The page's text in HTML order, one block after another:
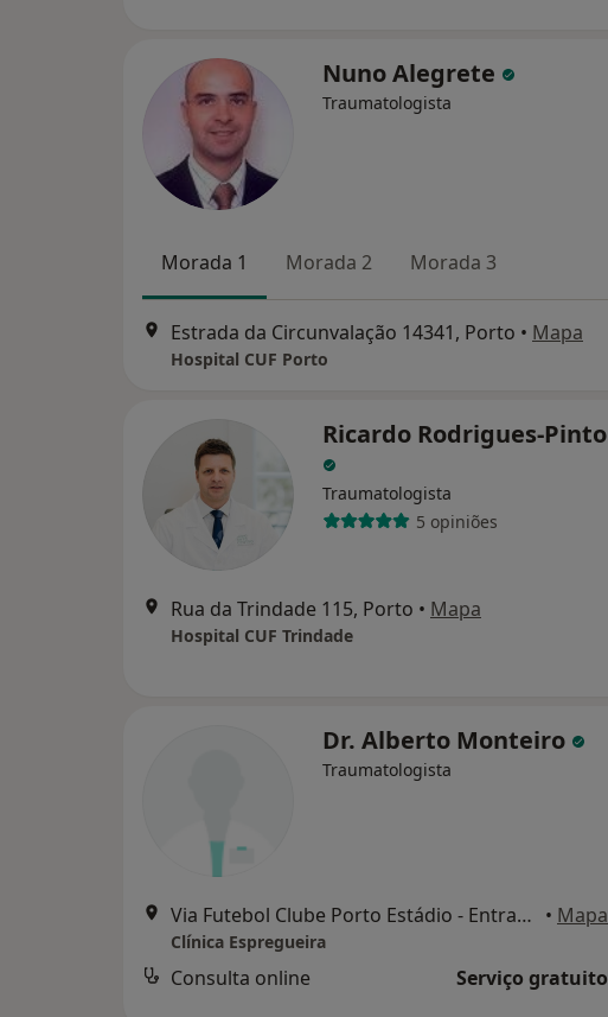
Nuno Alegrete
Traumatologista
Morada 1 Morada 2 Morada 3
Estrada da Circunvalação 14341, Porto • Mapa
Hospital CUF Porto
Ricardo Rodrigues-Pinto
Traumatologista
5 opiniões
Rua da Trindade 115, Porto • Mapa
Hospital CUF Trindade
Dr. Alberto Monteiro
Traumatologista
Via Futebol Clube Porto Estádio - Entrada Nascente, piso -3, Porto 4350-415, Porto • Mapa
Clínica Espregueira
Consulta online Serviço gratuito